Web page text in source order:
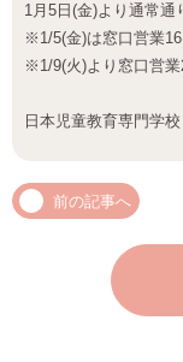
1月5日(金)より通常通
※1/5(金)は窓口営業
※1/9(火)より窓口営
日本児童教育専門学
前の記事へ